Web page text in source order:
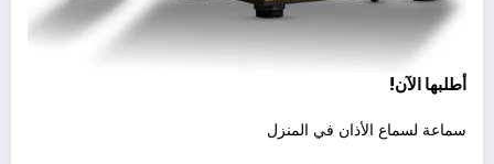
أطلبها الآن!
سماعة لسماع الأذان في المنزل